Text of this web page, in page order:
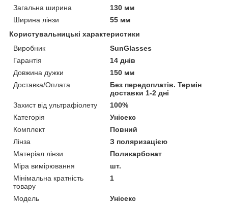
Загальна ширина
130 мм
Ширина лінзи
55 мм
Користувальницькі характеристики
Виробник
SunGlasses
Гарантія
14 днів
Довжина дужки
150 мм
Доставка/Оплата
Без передоплатів. Термін
доставки 1-2 дні
Захист від ультрафіолету
100%
Категорія
Унісекс
Комплект
Повний
Лінза
З поляризацією
Матеріал лінзи
Поликарбонат
Міра вимірювання
шт.
Мінімальна кратність
товару
1
Мoдель
Унісекс